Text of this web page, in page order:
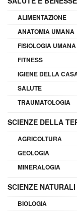
ALIMENTAZIONE
ANATOMIA UMANA
FISIOLOGIA UMANA
FITNESS
IGIENE DELLA
SALUTE
TRAUMATOLOGIA
SCIENZE DELLA
AGRICOLTURA
GEOLOGIA
MINERALOGIA
SCIENZE NATURALI
BIOLOGIA